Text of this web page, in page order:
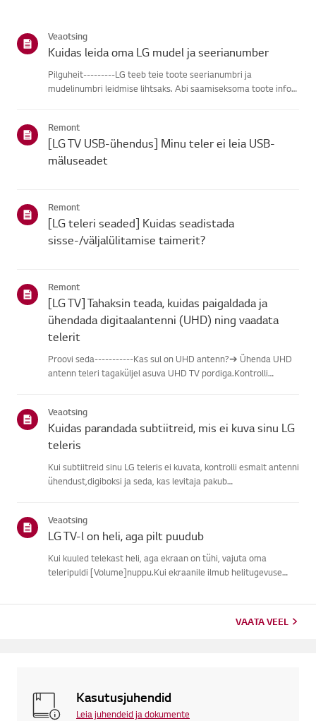
Veaotsing
Kuidas leida oma LG mudel ja seerianumber
Pilguheit---------LG teeb teie toote seerianumbri ja
mudelinumbri leidmise lihtsaks. Abi saamiseksoma toote info
võiva...
Remont
[LG TV USB-ühendus] Minu teler ei leia USB-
mäluseadet
Remont
[LG teleri seaded] Kuidas seadistada
sisse-/väljalülitamise taimerit?
Remont
[LG TV] Tahaksin teada, kuidas paigaldada ja
ühendada digitaalantenni (UHD) ning vaadata
telerit
Proovi seda-----------Kas sul on UHD antenn?➔ Ühenda UHD
antenn teleri tagaküljel asuva UHD TV pordiga.Kontrolli
signaali, j...
Veaotsing
Kuidas parandada subtiitreid, mis ei kuva sinu LG
teleris
Kui subtiitreid sinu LG teleris ei kuvata, kontrolli esmalt antenni
ühendust,digiboksi ja seda, kas levitaja pakub
kasutad ...
Veaotsing
LG TV-l on heli, aga pilt puudub
Kui kuuled telekast heli, aga ekraan on tühi, vajuta oma
teleripuldi [Volume]nuppu.Kui ekraanile ilmub helitugevuse
VAATA VEEL
Kasutusjuhendid
Leia juhendeid ja dokumente